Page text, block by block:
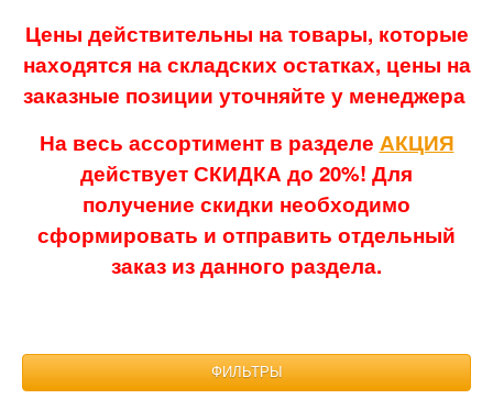
Цены действительны на товары, которые
находятся на складских остатках, цены на
заказные позиции уточняйте у менеджера
На весь ассортимент в разделе АКЦИЯ
действует СКИДКА до 20%! Для
получение скидки необходимо
сформировать и отправить отдельный
заказ из данного раздела.
ФИЛЬТРЫ